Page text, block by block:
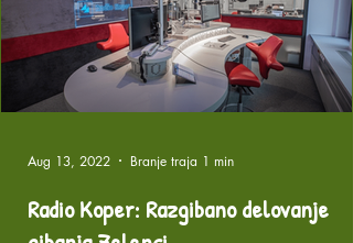
Radio Koper: Razgibano delovanje
Aug 13, 2022 Branje traja 1 min